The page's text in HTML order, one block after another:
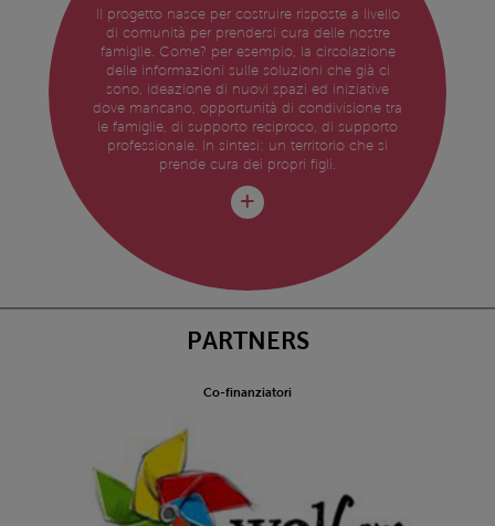
Il progetto nasce per costruire risposte a livello
di comunità per prendersi cura delle nostre
famiglie. Come? per esempio, la circolazione
delle informazioni sulle soluzioni che già ci
sono, ideazione di nuovi spazi ed iniziative
dove mancano, opportunità di condivisione tra
le famiglie, di supporto reciproco, di supporto
professionale. In sintesi: un territorio che si
prende cura dei propri figli.
PARTNERS
Co-finanziatori